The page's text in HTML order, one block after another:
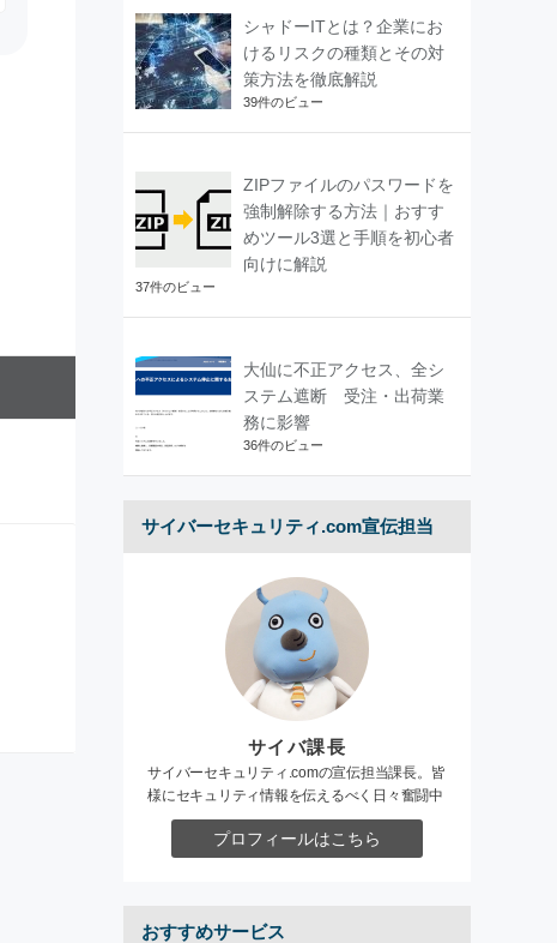
シャドーITとは？企業にお
けるリスクの種類とその対
策方法を徹底解説
39件のビュー
ZIPファイルのパスワードを
強制解除する方法｜おすす
めツール3選と手順を初心者
向けに解説
37件のビュー
大仙に不正アクセス、全シ
ステム遮断 受注・出荷業
務に影響
36件のビュー
サイバーセキュリティ.com宣伝担当
サイバ課長
サイバーセキュリティ.comの宣伝担当課長。皆
様にセキュリティ情報を伝えるべく日々奮闘中
プロフィールはこちら
おすすめサービス